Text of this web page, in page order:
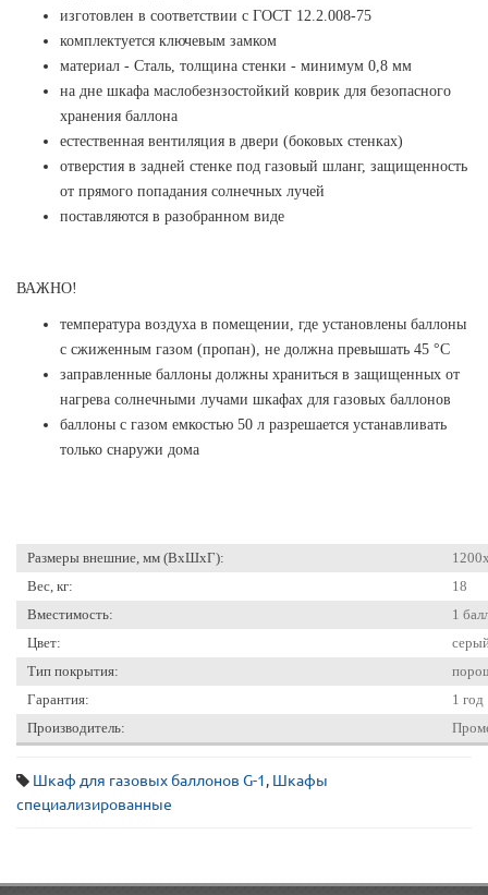
изготовлен в соответствии с ГОСТ 12.2.008-75
комплектуется ключевым замком
материал - Сталь, толщина стенки - минимум 0,8 мм
на дне шкафа маслобезнзостойкий коврик для безопасного
хранения баллона
естественная вентиляция в двери (боковых стенках)
отверстия в задней стенке под газовый шланг, защищенность
от прямого попадания солнечных лучей
поставляются в разобранном виде
ВАЖНО!
температура воздуха в помещении, где установлены баллоны
с сжиженным газом (пропан), не должна превышать 45 °С
заправленные баллоны должны храниться в защищенных от
нагрева солнечными лучами шкафах для газовых баллонов
баллоны с газом емкостью 50 л разрешается устанавливать
только снаружи дома
Размеры внешние, мм (ВхШхГ):
Вес, кг:
18
Вместимость:
1
Цвет:
Тип покрытия:
Гарантия:
1 год
Производитель:
Шкаф для газовых баллонов G-1, Шкафы
специализированные